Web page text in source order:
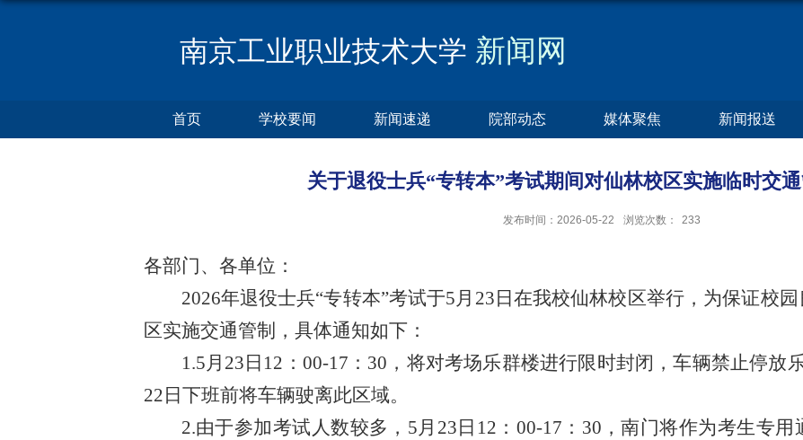
南京工业职业技术大学 新闻网
首页 学校要闻 新闻速递 院部动态 媒体聚焦 新闻报送
关于退役士兵“专转本”考试期间对仙林校区实施临时交
发布时间：2026-05-22 浏览次数： 233
各部门、各单位：
2026年退役士兵“专转本”考试于5月23日在我校仙林校区举行，为保证校
区实施交通管制，具体通知如下：
1.5月23日12：00-17：30，将对考场乐群楼进行限时封闭，车辆禁止停放
22日下班前将车辆驶离此区域。
2.由于参加考试人数较多，5月23日12：00-17：30，南门将作为考生专